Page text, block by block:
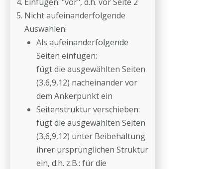
Nicht aufeinanderfolgende
Auswahlen:
Als aufeinanderfolgende
Seiten einfügen:
fügt die ausgewählten Seiten
(3,6,9,12) nacheinander vor
dem Ankerpunkt ein
Seitenstruktur verschieben:
fügt die ausgewählten Seiten
(3,6,9,12) unter Beibehaltung
ihrer ursprünglichen Struktur
ein, d.h. z.B.: für die